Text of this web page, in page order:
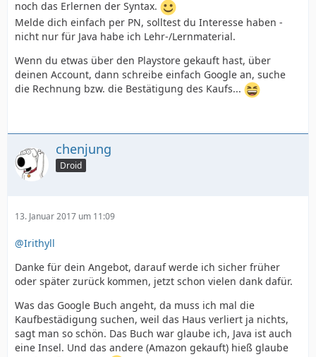
noch das Erlernen der Syntax.
Melde dich einfach per PN, solltest du Interesse haben -
nicht nur für Java habe ich Lehr-/Lernmaterial.
Wenn du etwas über den Playstore gekauft hast, über
deinen Account, dann schreibe einfach Google an, suche
die Rechnung bzw. die Bestätigung des Kaufs...
chenjung
Droid
13. Januar 2017 um 11:09
@Irithyll
Danke für dein Angebot, darauf werde ich sicher früher
oder später zurück kommen, jetzt schon vielen dank dafür.
Was das Google Buch angeht, da muss ich mal die
Kaufbestädigung suchen, weil das Haus verliert ja nichts,
sagt man so schön. Das Buch war glaube ich, Java ist auch
eine Insel. Und das andere (Amazon gekauft) hieß glaube